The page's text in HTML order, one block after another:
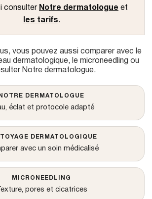
consulter Notre dermatologue et
les tarifs.
vous pouvez aussi comparer avec le
dermatologique, le microneedling ou
Notre dermatologue.
NOTRE DERMATOLOGUE
éclat et protocole adapté
DERMATOLOGIQUE
avec un soin médicalisé
MICRONEEDLING
pores et cicatrices